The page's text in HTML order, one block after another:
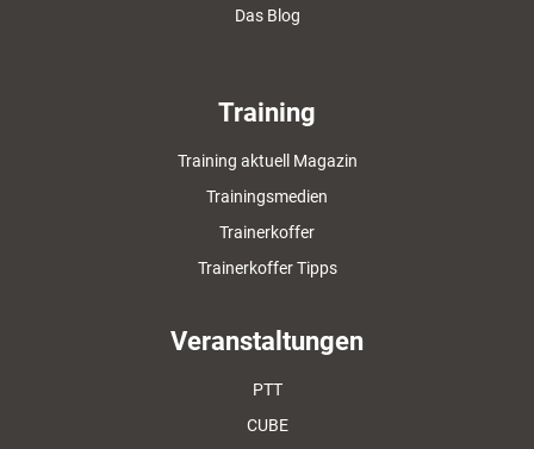
Das Blog
Training
Training aktuell Magazin
Trainingsmedien
Trainerkoffer
Trainerkoffer Tipps
Veranstaltungen
PTT
CUBE